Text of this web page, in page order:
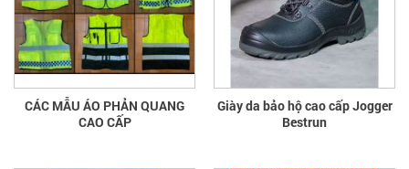
CÁC MẪU ÁO PHẢN QUANG
CAO CẤP
Giày da bảo hộ cao cấp Jogger
Bestrun